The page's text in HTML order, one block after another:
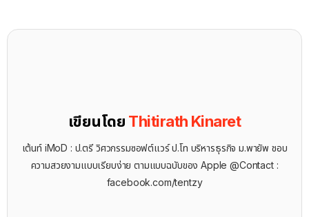
เขียนโดย Thitirath Kinaret
เต้นท์ iMoD : ป.ตรี วิศวกรรมซอฟต์แวร์ ป.โท บริหารธุรกิจ ม.พายัพ ชอบ
ความสวยงามแบบเรียบง่าย ตามแบบฉบับของ Apple @Contact :
facebook.com/tentzy